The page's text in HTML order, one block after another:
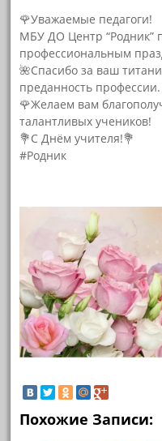
🌹Уважаемые педагоги!
МБУ ДО Центр “Родник”
профессиональным
🌺Спасибо за ваш
преданность профессии.
🌹Желаем вам
талантливых учеников!
💐С Днём учителя!💐
#Родник
Похожие Записи: